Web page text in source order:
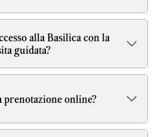
alla Basilica con la
guidata?
prenotazione online?